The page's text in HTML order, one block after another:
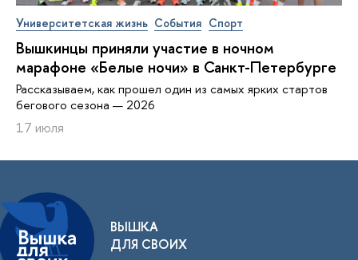
Университетская жизнь События Спорт
Вышкинцы приняли участие в ночном
марафоне «Белые ночи» в Санкт-Петербурге
Рассказываем, как прошел один из самых ярких стартов
бегового сезона — 2026
17 июля
ВЫШКА
ДЛЯ СВОИХ